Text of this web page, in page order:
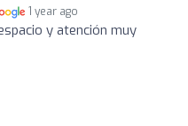
1 year ago
y atención muy